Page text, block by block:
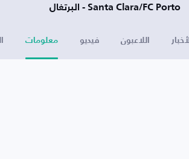
Santa Clara/FC Porto - البرتغال
الأخبار اللاعبون فيديو معلومات